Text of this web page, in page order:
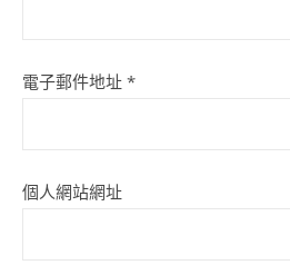
電子郵件地址 *
個人網站網址